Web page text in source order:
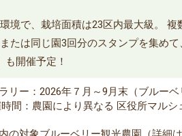
境で、栽培面積は23区内最大級。
たは同じ園3回分のスタンプを集め
開催予定！
リー：2026年７月～9月末（ブルー
間：農園により異なる 区役所マル